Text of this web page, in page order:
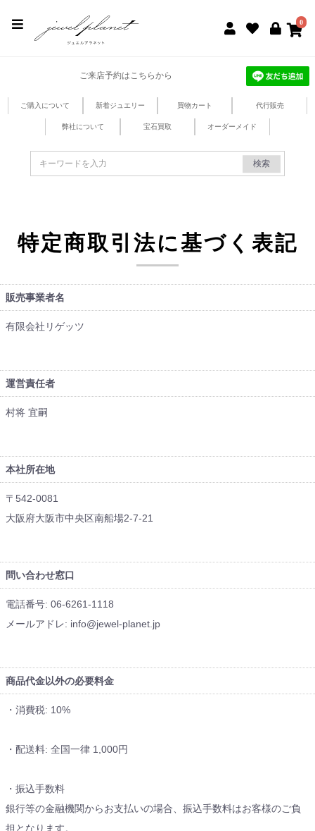
0
ご来店予約はこちらから
ご購入について 新着ジュエリー 買物カート 代行販売
弊社について 宝石買取 オーダーメイド
検索
特定商取引法に基づく表記
販売事業者名
有限会社リゲッツ
運営責任者
村将 宜嗣
本社所在地
〒542-0081
大阪府大阪市中央区南船場2-7-21
問い合わせ窓口
電話番号: 06-6261-1118
メールアドレ: info@jewel-planet.jp
商品代金以外の必要料金
・消費税: 10%
・配送料: 全国一律 1,000円
・振込手数料
銀行等の金融機関からお支払いの場合、振込手数料はお客様のご負
担となります。